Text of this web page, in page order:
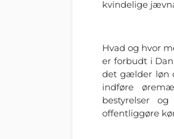
kvindelige
Hvad og hvor
er forbudt i
det gælder løn
indføre
bestyrelser
offentliggøre